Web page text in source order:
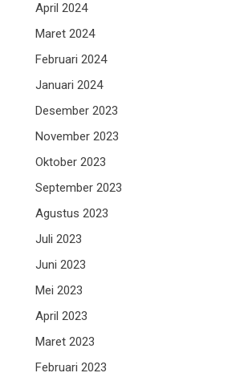
April 2024
Maret 2024
Februari 2024
Januari 2024
Desember 2023
November 2023
Oktober 2023
September 2023
Agustus 2023
Juli 2023
Juni 2023
Mei 2023
April 2023
Maret 2023
Februari 2023